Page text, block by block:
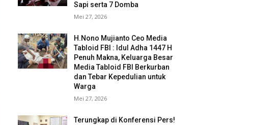
Sapi serta 7 Domba
Mei 27, 2026
H.Nono Mujianto Ceo Media
Tabloid FBI : Idul Adha 1447 H
Penuh Makna, Keluarga Besar
Media Tabloid FBI Berkurban
dan Tebar Kepedulian untuk
Warga
Mei 27, 2026
Terungkap di Konferensi Pers!